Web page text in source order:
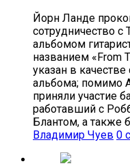
Йорн Ланде
сотрудничество
альбомом
названием «From
указан в
альбома; помимо
приняли участие
работавший с
Блантом, а также
Владимир Чуев 0